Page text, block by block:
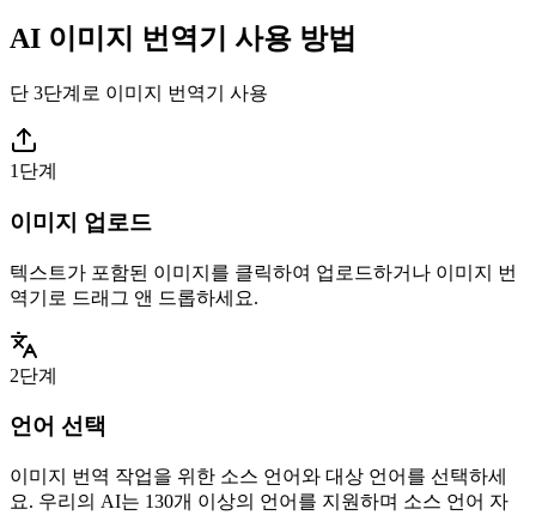
AI 이미지 번역기 사용 방법
단 3단계로 이미지 번역기 사용
1단계
이미지 업로드
텍스트가 포함된 이미지를 클릭하여 업로드하거나 이미지 번
역기로 드래그 앤 드롭하세요.
2단계
언어 선택
이미지 번역 작업을 위한 소스 언어와 대상 언어를 선택하세
요. 우리의 AI는 130개 이상의 언어를 지원하며 소스 언어 자